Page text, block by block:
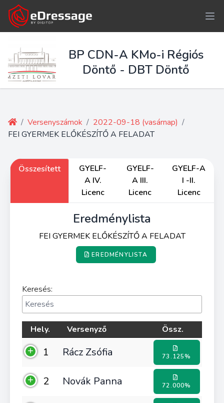
BP CDN-A KMo-i Régiós
Döntő - DBT Döntő
/ Versenyszámok / 2022-09-18 (vasárnap) /
FEI GYERMEK ELŐKÉSZÍTŐ A FELADAT
Összesített
GYELF-
A IV.
Licenc
GYELF-
A III.
Licenc
GYELF-A
I -II.
Licenc
Eredménylista
FEI GYERMEK ELŐKÉSZÍTŐ A FELADAT
EREDMÉNYLISTA
Keresés:
Hely. Versenyző Össz.
1 Rácz Zsófia 73.125%
2 Novák Panna 72.000%